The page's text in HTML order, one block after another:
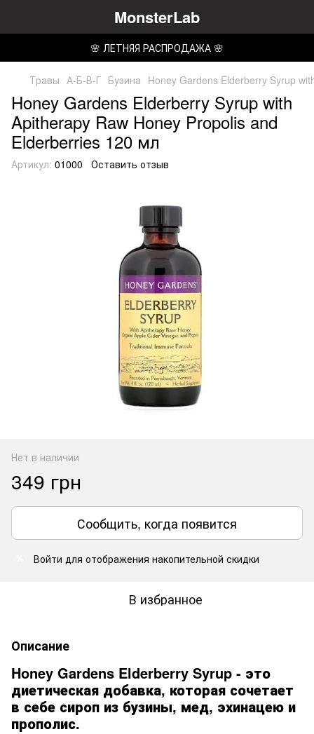
MonsterLab
🌸 ЛЕТНЯЯ РАСПРОДАЖА 🌸
Травы А-Б-В-Г Бузина Honey Gardens Elderberry Syrup
Honey Gardens Elderberry Syrup with
Apitherapy Raw Honey Propolis and
Elderberries 120 мл
Артикул: 01000 Оставить отзыв
Нет в наличии
349 грн
Сообщить, когда появится
Войти для отображения накопительной скидки
В избранное
Описание
Honey Gardens Elderberry Syrup - это
диетическая добавка, которая сочетает
в себе сироп из бузины, мед, эхинацею и
прополис.